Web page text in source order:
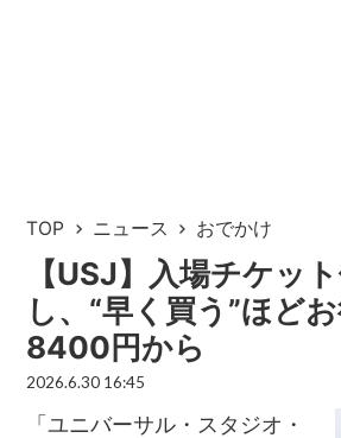
TOP ニュース おでかけ
【USJ】入場チケッ
し、“早く買う”ほど
8400円から
2026.6.30 16:45
「ユニバーサル・スタジオ・